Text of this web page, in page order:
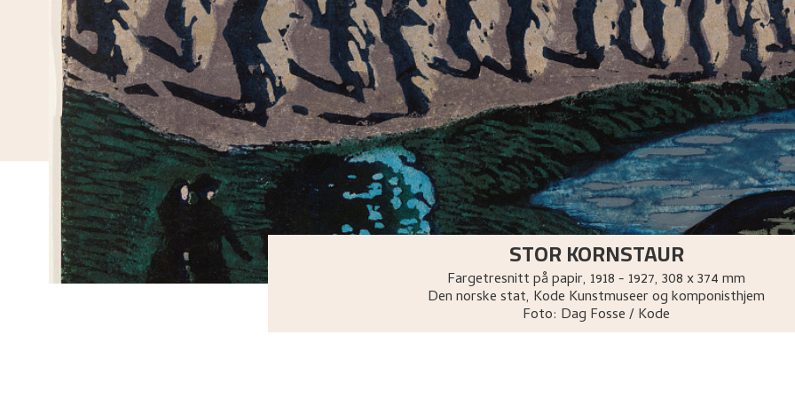
STOR KORNSTAUR
Fargetresnitt på papir, 1918 - 1927, 308 x 374 mm
Den norske stat, Kode Kunstmuseer og komponisthjem
Foto: Dag Fosse / Kode